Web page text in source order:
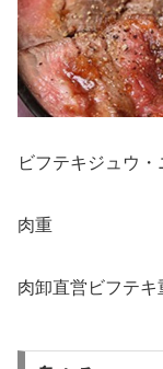
ビフテキジュウ
肉重
肉卸直営ビフテキ